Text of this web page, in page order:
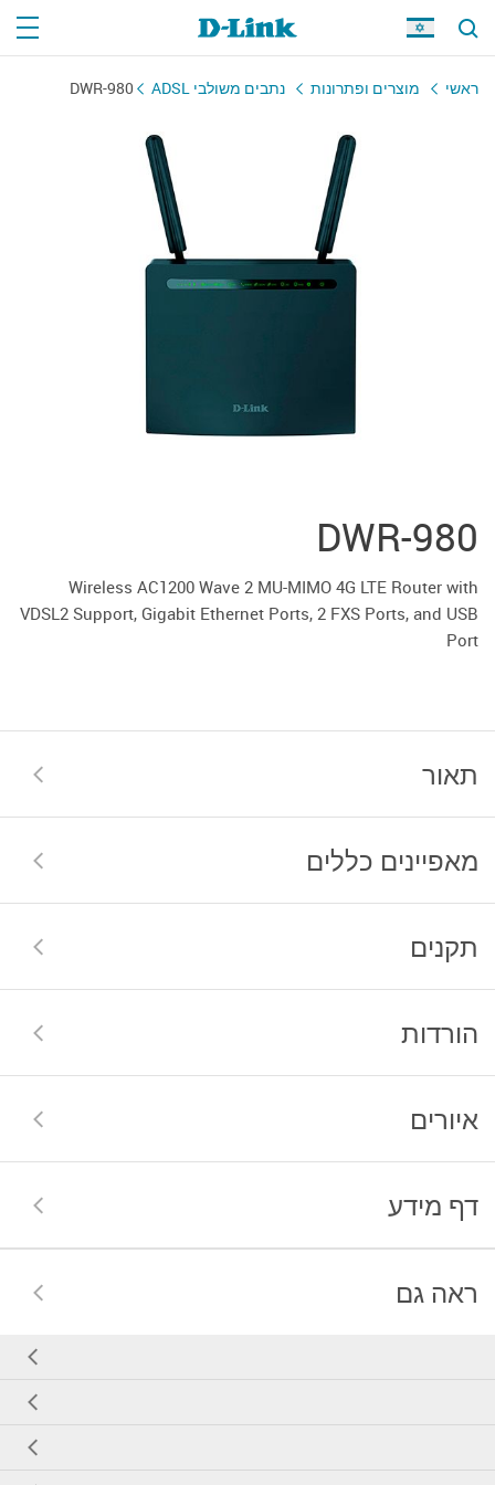
ראשי מוצרים ופתרונות נתבים משולבי ADSL DWR-980
DWR-980
Wireless AC1200 Wave 2 MU-MIMO 4G LTE Router with
VDSL2 Support, Gigabit Ethernet Ports, 2 FXS Ports, and USB
Port
תאור
מאפיינים כללים
תקנים
הורדות
איורים
דף מידע
ראה גם